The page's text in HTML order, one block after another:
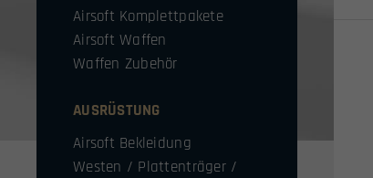
Airsoft Komplettpakete
Airsoft Waffen
Waffen Zubehör
AUSRÜSTUNG
Airsoft Bekleidung
Westen / Plattenträger /